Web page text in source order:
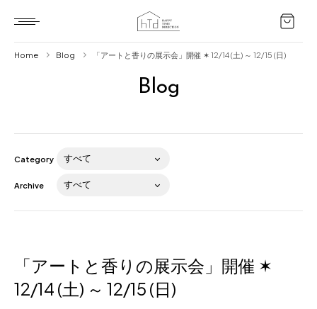
Blog
Blog
Home Blog 「アートと香りの展示会」開催 ✶ 12/14 (土) ～ 12/15 (日)
Category
Archive
「アートと香りの展示会」開催 ✶
12/14 (土) ～ 12/15 (日)